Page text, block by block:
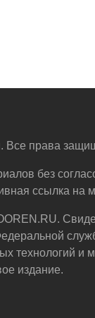
Все права
без
ссылка на
технологий и
издание.